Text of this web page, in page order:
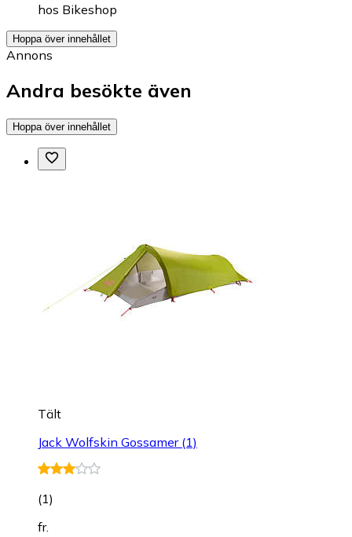
hos Bikeshop
Hoppa över innehållet
Annons
Andra besökte även
Hoppa över innehållet
Tält
Jack Wolfskin Gossamer (1)
(1)
fr.